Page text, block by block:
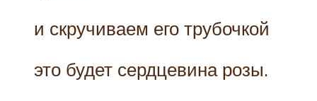
и скручиваем его трубочкой
это будет сердцевина розы.